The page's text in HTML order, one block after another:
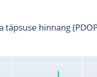
hinnang